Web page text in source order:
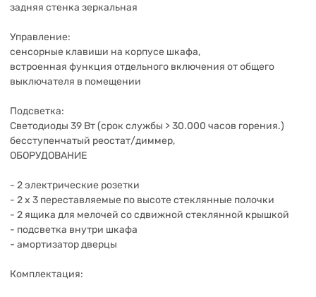
задняя стенка зеркальная
Управление:
сенсорные клавиши на корпусе шкафа,
встроенная функция отдельного включения от общего
выключателя в помещении
Подсветка:
Светодиоды 39 Вт (срок службы > 30.000 часов горения.)
бесступенчатый реостат/диммер,
ОБОРУДОВАНИЕ
- 2 электрические розетки
- 2 х 3 переставляемые по высоте стеклянные полочки
- 2 ящика для мелочей со сдвижной стеклянной крышкой
- подсветка внутри шкафа
- амортизатор дверцы
Комплектация: